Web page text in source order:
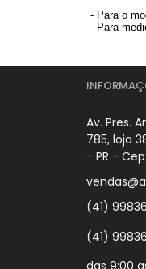
- Para o
- Para
Av. Pres.
785, loja
- PR -
(41)
(41)
das 9:00